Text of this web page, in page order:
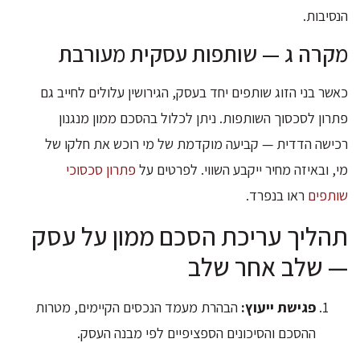
הנסיבות.
מקרה ג — שותפות עסקית מעורבת
כאשר בני הזוג שותפים יחד בעסק, הגירושין עלולים לחייב גם
פתרון לסכסוך השותפות. ניתן לכלול בהסכם ממון מנגנון
רכישה הדדית — קביעה מוקדמת של מי רוכש את חלקו של
מי, ובאיזה מחיר ייקבע השווי. לפרטים על פתרון סכסוכי
שותפים ראו בנפרד.
תהליך עריכת הסכם ממון על עסק
— שלב אחר שלב
פגישת ייעוץ: הבהרת מעמד הנכסים הקיימים, מטרות
ההסכם והסיכונים הספציפיים לפי מבנה העסק.